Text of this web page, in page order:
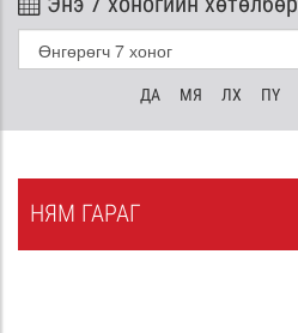
ДА МЯ ЛХ ПҮ
НЯМ ГАРАГ